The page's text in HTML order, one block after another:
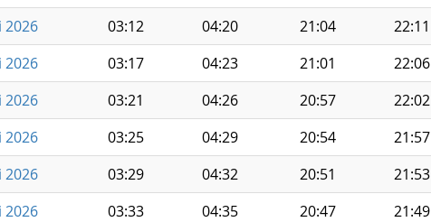
2026
03:12 04:20 21:04 22:11
2026
03:17 04:23 21:01 22:06
2026
03:21 04:26 20:57 22:02
2026
03:25 04:29 20:54 21:57
2026
03:29 04:32 20:51 21:53
2026
03:33 04:35 20:47 21:49